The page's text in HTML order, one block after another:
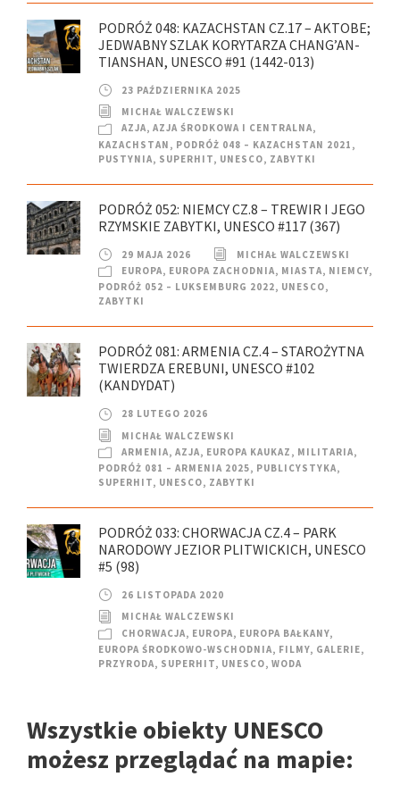
PODRÓŻ 048: KAZACHSTAN CZ.17 – AKTOBE;
JEDWABNY SZLAK KORYTARZA CHANG’AN-
TIANSHAN, UNESCO #91 (1442-013)
23 PAŹDZIERNIKA 2025
MICHAŁ WALCZEWSKI
AZJA, AZJA ŚRODKOWA I CENTRALNA,
KAZACHSTAN , PODRÓŻ 048 – KAZACHSTAN 2021 ,
PUSTYNIA, SUPERHIT, UNESCO, ZABYTKI
PODRÓŻ 052: NIEMCY CZ.8 – TREWIR I JEGO
RZYMSKIE ZABYTKI, UNESCO #117 (367)
29 MAJA 2026
MICHAŁ WALCZEWSKI
EUROPA, EUROPA ZACHODNIA, MIASTA, NIEMCY,
PODRÓŻ 052 – LUKSEMBURG 2022, UNESCO,
ZABYTKI
PODRÓŻ 081: ARMENIA CZ.4 – STAROŻYTNA
TWIERDZA EREBUNI, UNESCO #102
(KANDYDAT)
28 LUTEGO 2026
MICHAŁ WALCZEWSKI
ARMENIA, AZJA, EUROPA KAUKAZ , MILITARIA,
PODRÓŻ 081 – ARMENIA 2025, PUBLICYSTYKA,
SUPERHIT, UNESCO, ZABYTKI
PODRÓŻ 033: CHORWACJA CZ.4 – PARK
NARODOWY JEZIOR PLITWICKICH, UNESCO
#5 (98)
26 LISTOPADA 2020
MICHAŁ WALCZEWSKI
CHORWACJA, EUROPA, EUROPA BAŁKANY,
EUROPA ŚRODKOWO-WSCHODNIA, FILMY, GALERIE,
PRZYRODA, SUPERHIT, UNESCO, WODA
Wszystkie obiekty UNESCO
możesz przeglądać na mapie: